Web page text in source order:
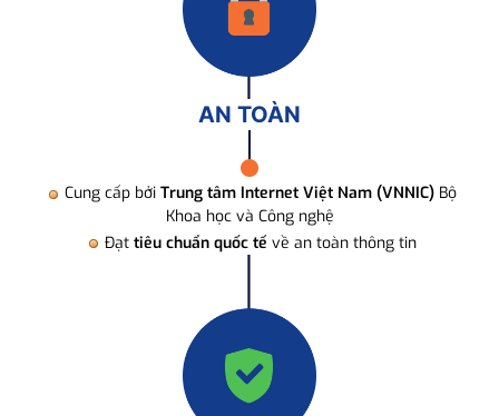
AN TOÀN
Cung cấp bởi Trung tâm Internet Việt Nam (VNNIC) Bộ
Khoa học và Công nghệ
Đạt tiêu chuẩn quốc tế về an toàn thông tin